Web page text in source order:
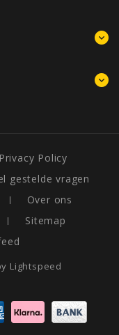
Privacy Policy
gestelde vragen
Over ons
Sitemap
Lightspeed